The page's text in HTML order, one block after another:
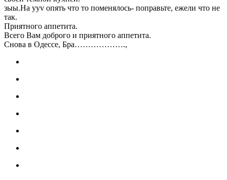
зыы.На yyv опять что то поменялось- поправьте, ежели что не
так.
Приятного аппетита.
Всего Вам доброго и приятного аппетита.
Снова в Одессе, Бра……………….,